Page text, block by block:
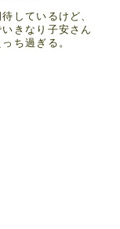
しているけど、
きなり子安さん
ち過ぎる。